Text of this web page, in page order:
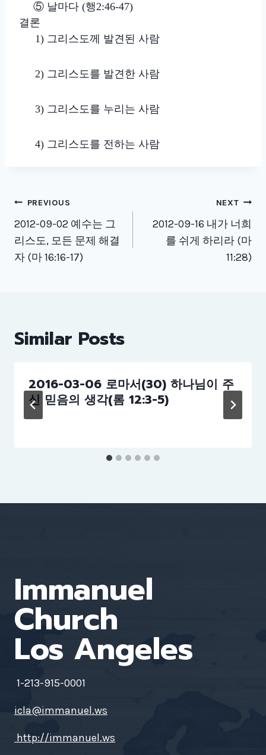
⑤ 날마다 (행2:46-47)
결론
1) 그리스도께 발견된 사람
2) 그리스도를 발견한 사람
3) 그리스도를 누리는 사람
4) 그리스도를 전하는 사람
Post
navigation
PREVIOUS
2012-09-02 예수는 그
리스도, 모든 문제 해결
자 (마 16:16-17)
NEXT
2012-09-16 내가 너희
를 쉬게 하리라 (마
11:28)
Similar Posts
2016-03-06 로마서(30) 하나님이 주
신 믿음의 생각(롬 12:3-5)
Immanuel
Church
Los Angeles
1-213-915-0001
icla@immanuel.ws
http://immanuel.ws